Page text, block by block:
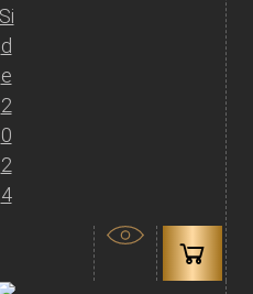
Si
d
e
2
0
2
4